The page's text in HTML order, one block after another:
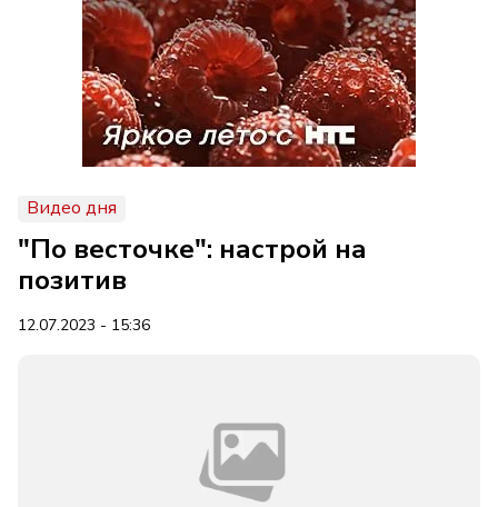
Видео дня
"По весточке": настрой на
позитив
12.07.2023 - 15:36